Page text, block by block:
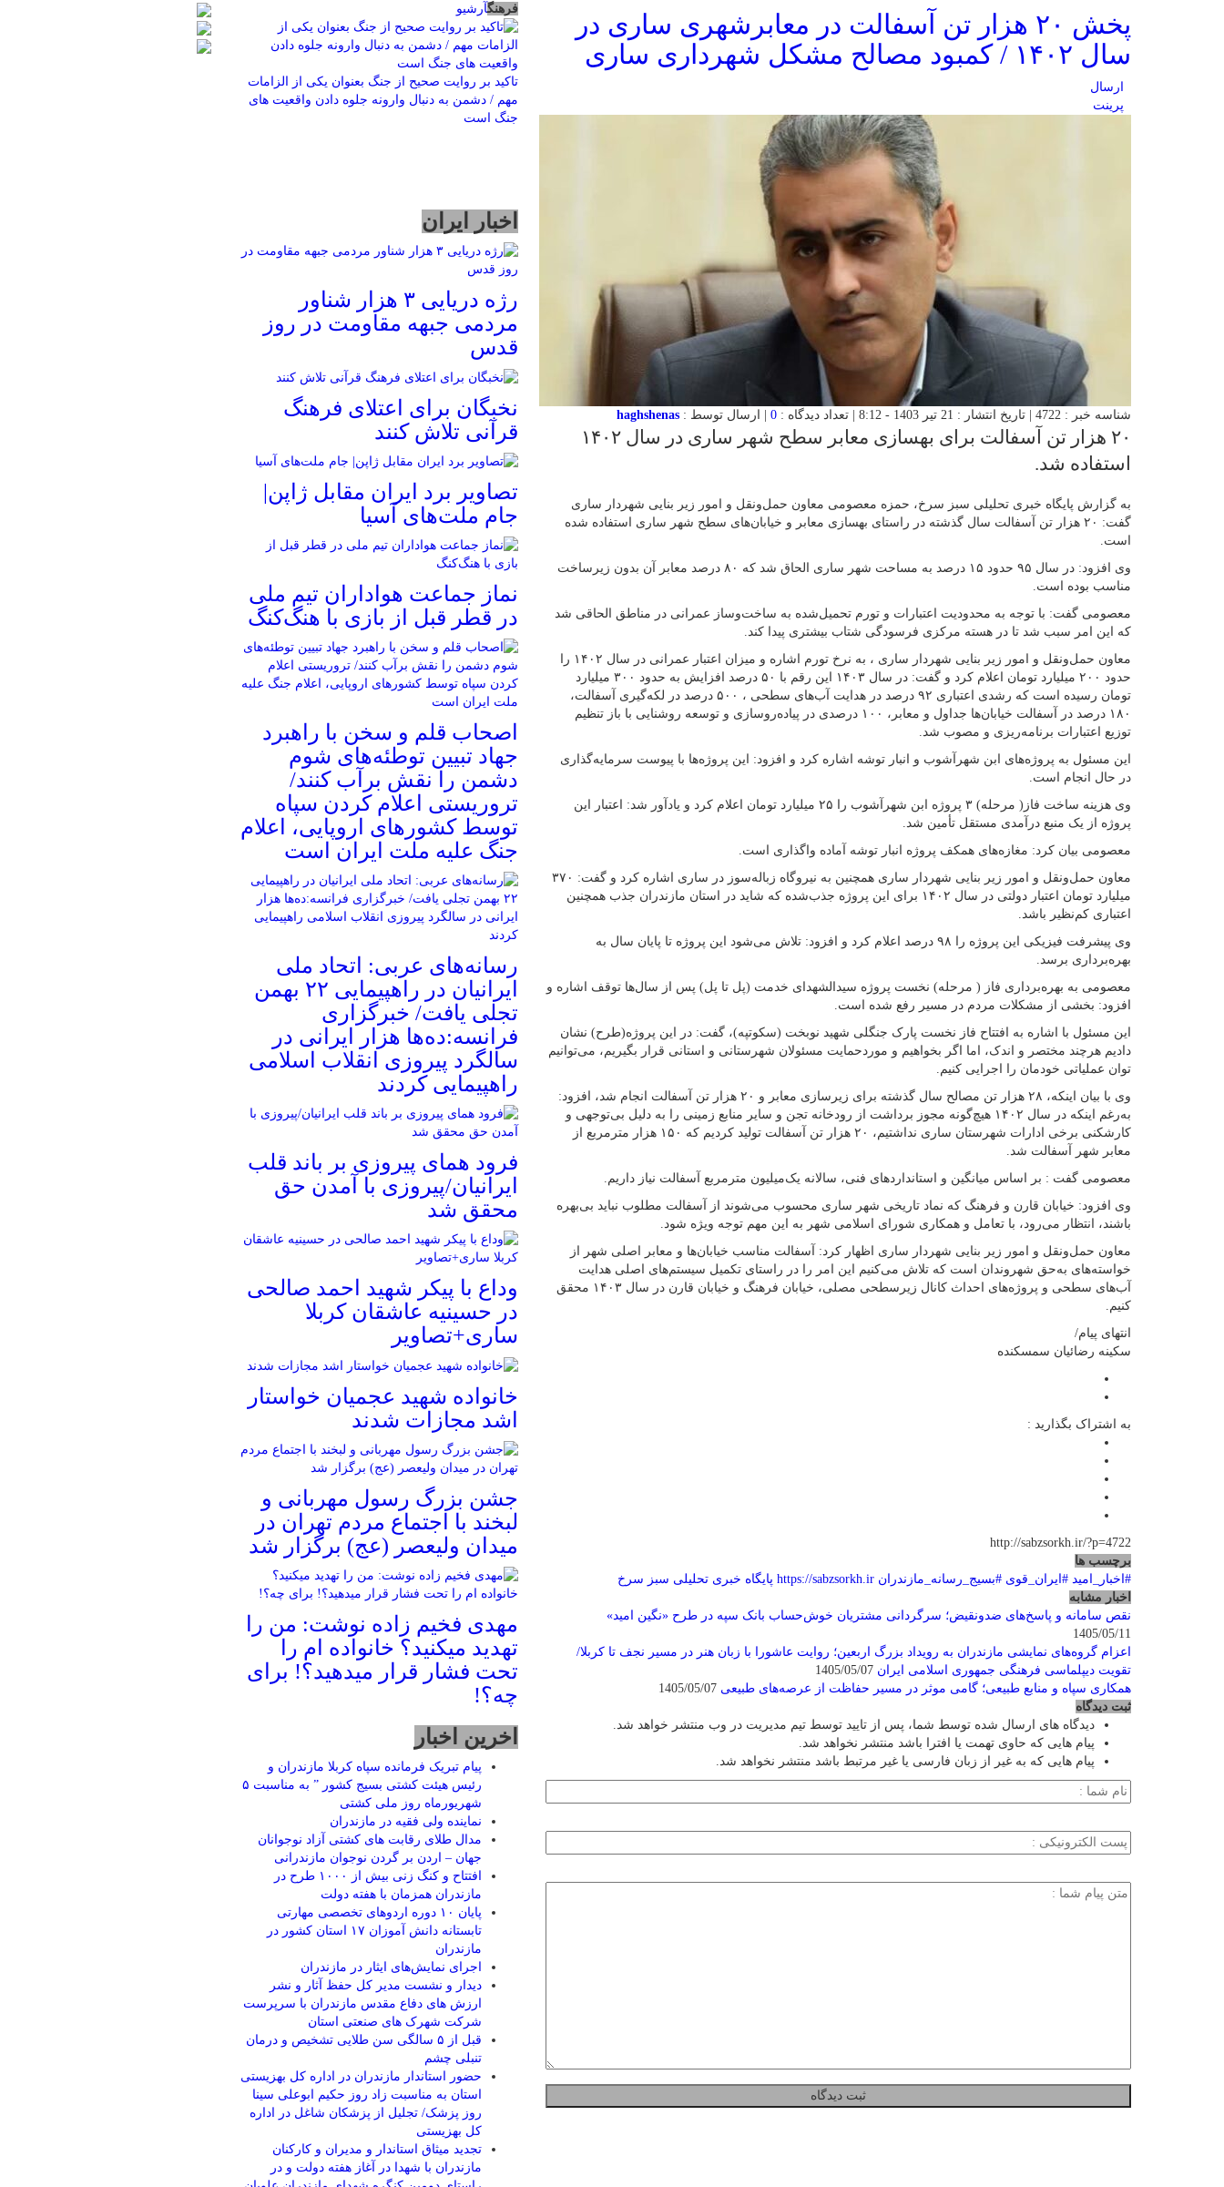
پخش ۲۰ هزار تن آسفالت در معابرشهری ساری در
سال ۱۴۰۲ / کمبود مصالح مشکل شهرداری ساری
ارسال
پرینت
شناسه خبر : 4722 | تاریخ انتشار : 21 تیر 1403 - 8:12 | تعداد دیدگاه : 0 | ارسال توسط : haghshenas
۲۰ هزار تن آسفالت برای بهسازی معابر سطح شهر ساری در سال ۱۴۰۲
استفاده شد.
به گزارش پایگاه خبری تحلیلی سبز سرخ، حمزه معصومی معاون حمل‌ونقل و امور زیر بنایی شهردار ساری
گفت: ۲۰ هزار تن آسفالت سال گذشته در راستای بهسازی معابر و خیابان‌های سطح شهر ساری استفاده ‌شده
است.
وی افزود: در سال ۹۵ حدود ۱۵ درصد به مساحت شهر ساری الحاق شد که ۸۰ درصد معابر آن بدون زیرساخت
مناسب بوده است.
معصومی گفت: با توجه به محدودیت اعتبارات و تورم تحمیل‌شده به ساخت‌وساز عمرانی در مناطق الحاقی شد
که این امر سبب شد تا در هسته مرکزی فرسودگی شتاب بیشتری پیدا کند.
معاون حمل‌ونقل و امور زیر بنایی شهردار ساری ، به نرخ تورم اشاره و‌ میزان اعتبار عمرانی در سال ۱۴۰۲ را
حدود ۲۰۰ میلیارد تومان اعلام کرد و گفت: در سال ۱۴۰۳ این رقم با ۵۰ درصد افزایش به حدود ۳۰۰ میلیارد
تومان رسیده است که رشدی اعتباری ۹۲ درصد در هدایت آب‌های سطحی ، ۵۰۰ درصد در لکه‌گیری آسفالت،
۱۸۰ درصد در آسفالت خیابان‌ها جداول و معابر، ۱۰۰ درصدی در پیاده‌روسازی و توسعه روشنایی با باز تنظیم
توزیع اعتبارات برنامه‌ریزی و مصوب شد.
این مسئول به پروژه‌های ابن شهرآشوب و انبار توشه اشاره کرد و‌ افزود: این پروژه‌ها با پیوست سرمایه‌گذاری
در حال انجام است.
وی هزینه ساخت فاز( مرحله) ۳ پروژه ابن شهرآشوب را ۲۵ میلیارد تومان اعلام کرد و یادآور شد: اعتبار این
پروژه از یک منبع درآمدی مستقل تأمین شد.
معصومی بیان کرد: مغازه‌های همکف پروژه انبار توشه آماده واگذاری است.
معاون حمل‌ونقل و امور زیر بنایی شهردار ساری همچنین به نیروگاه زباله‌سوز در ساری اشاره کرد و گفت: ۳۷۰
میلیارد تومان اعتبار دولتی در سال ۱۴۰۲ برای این پروژه جذب‌شده که شاید در استان مازندران جذب همچنین
اعتباری کم‌نظیر باشد.
وی پیشرفت فیزیکی این پروژه را ۹۸ درصد اعلام کرد و افزود: تلاش می‌شود این پروژه تا پایان سال به
بهره‌برداری برسد.
معصومی به بهره‌برداری فاز ( مرحله) نخست پروژه سیدالشهدای خدمت (پل تا پل) پس از سال‌ها توقف اشاره و
افزود: بخشی از مشکلات مردم در مسیر رفع شده است.
این مسئول با اشاره به افتتاح فاز نخست پارک جنگلی شهید نوبخت (سکوتپه)، گفت: در این پروژه(طرح) نشان
دادیم هرچند مختصر و اندک، اما اگر بخواهیم و موردحمایت مسئولان شهرستانی و استانی قرار بگیریم، می‌توانیم
توان عملیاتی خودمان را اجرایی کنیم.
وی با بیان اینکه، ۲۸ هزار تن مصالح سال گذشته برای زیرسازی معابر و ۲۰ هزار تن آسفالت انجام شد، افزود:
به‌رغم اینکه در سال ۱۴۰۲ هیچ‌گونه مجوز برداشت از رودخانه تجن و سایر منابع زمینی را به دلیل بی‌توجهی و
کارشکنی برخی ادارات شهرستان ساری نداشتیم، ۲۰ هزار تن آسفالت تولید کردیم که ۱۵۰ هزار مترمربع از
معابر شهر آسفالت شد.
معصومی گفت : بر اساس میانگین و استانداردهای فنی، سالانه یک‌میلیون مترمربع آسفالت نیاز داریم.
وی افزود: خیابان قارن و فرهنگ که نماد تاریخی شهر ساری محسوب می‌شوند از آسفالت مطلوب نباید بی‌بهره
باشند، انتظار می‌رود، با تعامل و همکاری شورای اسلامی شهر به این مهم توجه ویژه شود.
معاون حمل‌ونقل و امور زیر بنایی شهردار ساری اظهار کرد: آسفالت مناسب خیابان‌ها و معابر اصلی شهر از
خواسته‌های به‌حق شهروندان است که تلاش می‌کنیم این امر را در راستای تکمیل سیستم‌های اصلی هدایت
آب‌های سطحی و پروژه‌های احداث کانال زیرسطحی مصلی، خیابان فرهنگ و خیابان قارن در سال ۱۴۰۳ محقق
کنیم.
انتهای پیام/
سکینه رضائیان سمسکنده
به اشتراک بگذارید :
http://sabzsorkh.ir/?p=4722
برچسب ها
#اخبار_امید #ایران_قوی #بسیج_رسانه_مازندران https://sabzsorkh.ir پایگاه خبری تحلیلی سبز سرخ
اخبار مشابه
نقص سامانه و پاسخ‌های ضدونقیض؛ سرگردانی مشتریان خوش‌حساب بانک سپه در طرح «نگین امید»
1405/05/11
اعزام گروه‌های نمایشی مازندران به رویداد بزرگ اربعین؛ روایت عاشورا با زبان هنر در مسیر نجف تا کربلا/
تقویت دیپلماسی فرهنگی جمهوری اسلامی ایران
همکاری سپاه و منابع طبیعی؛ گامی موثر در مسیر حفاظت از عرصه‌های طبیعی
ثبت دیدگاه
دیدگاه های ارسال شده توسط شما، پس از تایید توسط تیم مدیریت در وب منتشر خواهد شد.
پیام هایی که حاوی تهمت یا افترا باشد منتشر نخواهد شد.
پیام هایی که به غیر از زبان فارسی یا غیر مرتبط باشد منتشر نخواهد شد.
فرهنگآرشیو
تاکید بر روایت صحیح از جنگ بعنوان یکی از الزامات
مهم / دشمن به دنبال وارونه جلوه دادن واقعیت های
جنگ است
اخبار ایران
رژه دریایی ۳ هزار شناور
مردمی جبهه مقاومت در روز
قدس
نخبگان برای اعتلای فرهنگ
قرآنی تلاش کنند
تصاویر برد ایران مقابل ژاپن|
جام ملت‌های آسیا
نماز جماعت هواداران تیم ملی
در قطر قبل از بازی با هنگ‌کنگ
اصحاب قلم و سخن با راهبرد
جهاد تبیین توطئه‌های شوم
دشمن را نقش برآب کنند/
تروریستی اعلام کردن سپاه
توسط کشورهای اروپایی، اعلام
جنگ علیه ملت ایران است
رسانه‌های عربی: اتحاد ملی
ایرانیان در راهپیمایی ۲۲ بهمن
تجلی یافت/ خبرگزاری
فرانسه:ده‌ها هزار ایرانی در
سالگرد پیروزی انقلاب اسلامی
راهپیمایی کردند
فرود همای پیروزی بر باند قلب
ایرانیان/پیروزی با آمدن حق
محقق شد
وداع با پیکر شهید احمد صالحی‌
در حسینیه عاشقان کربلا
ساری+تصاویر
خانواده شهید عجمیان خواستار
اشد مجازات شدند
جشن بزرگ رسول مهربانی و
لبخند با اجتماع مردم تهران در
میدان ولیعصر (عج) برگزار شد
مهدی فخیم زاده نوشت: من را
تهدید میکنید؟ خانواده ام را‌
تحت فشار قرار میدهید؟! برای
چه؟!
اخرین اخبار
پیام تبریک فرمانده سپاه کربلا مازندران و
رئیس هیئت کشتی بسیج کشور ” به مناسبت ۵
شهریورماه روز ملی کشتی
نماينده ولی فقیه در مازندران
مدال طلای رقابت های کشتی آزاد نوجوانان
جهان – اردن بر گردن نوجوان مازندرانی
افتتاح و کنگ زنی بیش از ۱۰۰۰ طرح در
مازندران همزمان با هفته دولت
پایان ۱۰ دوره اردوهای تخصصی مهارتی
تابستانه دانش آموزان ۱۷ استان کشور در
مازندران
اجرای نمایش‌های ایثار در مازندران
دیدار و نشست مدیر کل حفظ آثار و نشر
ارزش های دفاع مقدس مازندران با سرپرست
شرکت شهرک های صنعتی استان
قبل از ۵ سالگی سن طلایی تشخیص و درمان
تنبلی چشم
حضور استاندار مازندران در اداره کل بهزیستی
استان به مناسبت زاد روز حکیم ابوعلی سینا
روز پزشک/ تجلیل از پزشکان شاغل در اداره
کل بهزیستی
تجدید میثاق استاندار و مدیران و کارکنان
مازندران با شهدا در آغاز هفته دولت و در